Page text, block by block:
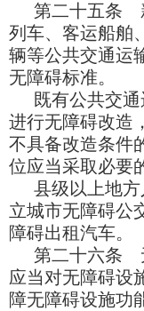
第二十五条
列车、客运船舶
辆等公共交通运
无障碍标准。
既有公共交
进行无障碍改造
不具备改造条件
位应当采取必要
县级以上地
立城市无障碍公
障碍出租汽车。
第二十六条
应当对无障碍设
障无障碍设施功